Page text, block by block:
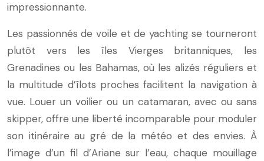
impressionnante.
Les passionnés de voile et de yachting se tourneront
plutôt vers les îles Vierges britanniques, les
Grenadines ou les Bahamas, où les alizés réguliers et
la multitude d’îlots proches facilitent la navigation à
vue. Louer un voilier ou un catamaran, avec ou sans
skipper, offre une liberté incomparable pour moduler
son itinéraire au gré de la météo et des envies. À
l’image d’un fil d’Ariane sur l’eau, chaque mouillage